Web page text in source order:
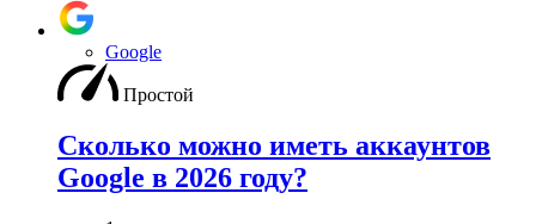
Google
Простой
Сколько можно иметь аккаунтов
Google в 2026 году?